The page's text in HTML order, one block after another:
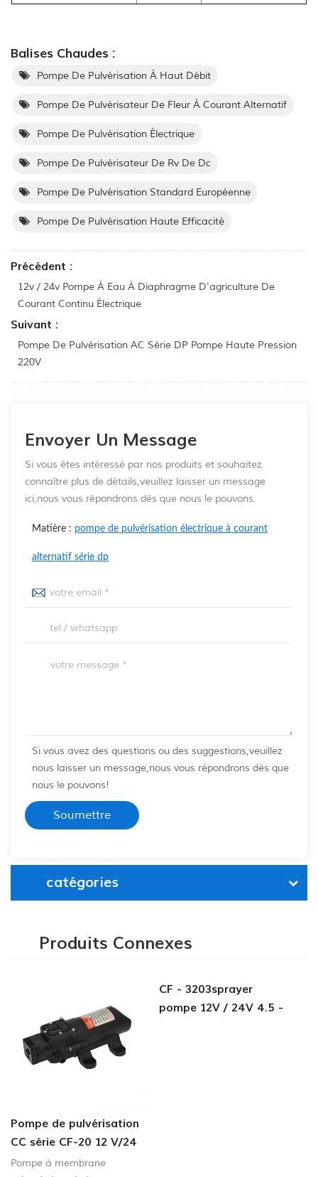
Balises Chaudes :
Pompe De Pulvérisation À Haut Débit
Pompe De Pulvérisateur De Fleur À Courant Alternatif
Pompe De Pulvérisation Électrique
Pompe De Pulvérisateur De Rv De Dc
Pompe De Pulvérisation Standard Européenne
Pompe De Pulvérisation Haute Efficacité
Précédent :
12v / 24v Pompe À Eau À Diaphragme D'agriculture De
Courant Continu Électrique
Suivant :
Pompe De Pulvérisation AC Série DP Pompe Haute Pression
220V
Envoyer Un Message
Si vous êtes intéressé par nos produits et souhaitez
connaître plus de détails,veuillez laisser un message
ici,nous vous répondrons dès que nous le pouvons.
Matière : pompe de pulvérisation électrique à courant
alternatif série dp
Si vous avez des questions ou des suggestions,veuillez
nous laisser un message,nous vous répondrons dès que
nous le pouvons!
catégories
Produits Connexes
Pompe de pulvérisation
CC série CF-20 12 V/24
V 2,0-4,3 l/min 35-70
Pompe à membrane
CF - 3203sprayer
pompe 12V / 24V 4.5 -